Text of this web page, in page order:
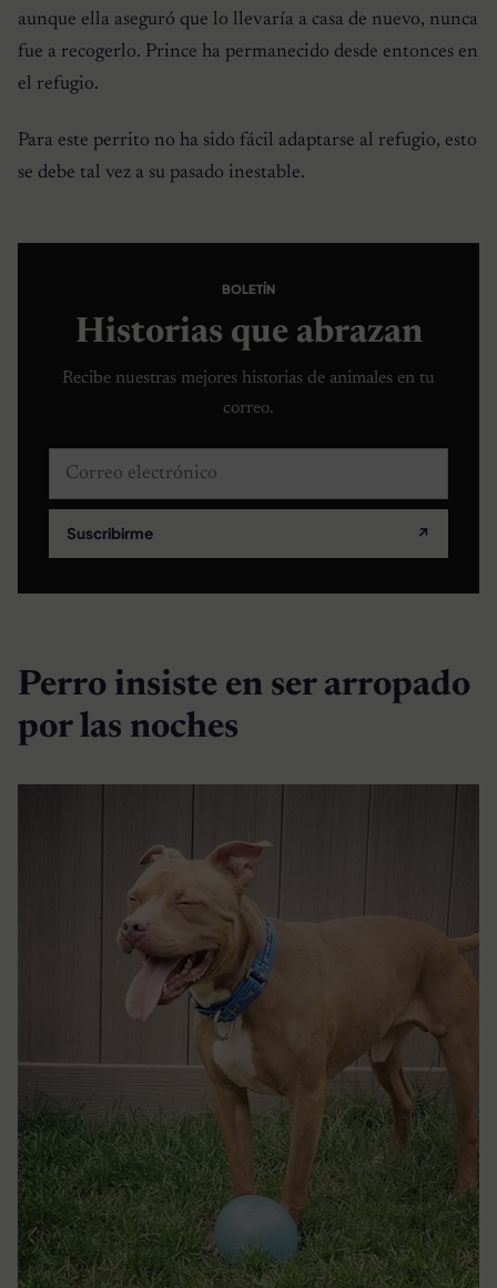
aunque ella aseguró que lo llevaría a casa de nuevo, nunca
fue a recogerlo. Prince ha permanecido desde entonces en
el refugio.
Para este perrito no ha sido fácil adaptarse al refugio, esto
se debe tal vez a su pasado inestable.
BOLETÍN
Historias que abrazan
Recibe nuestras mejores historias de animales en tu
correo.
Correo electrónico
Suscribirme ↗
Perro insiste en ser arropado
por las noches